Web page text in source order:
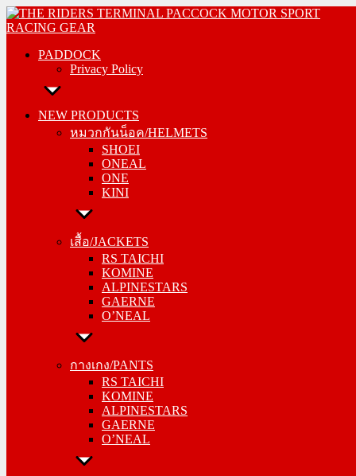
Skip
to
PADDOCK
Privacy Policy
NEW PRODUCTS
หมวกกันน็อค/HELMETS
SHOEI
ONEAL
ONE
KINI
เสื้อ/JACKETS
RS TAICHI
KOMINE
ALPINESTARS
GAERNE
O’NEAL
กางเกง/PANTS
RS TAICHI
KOMINE
ALPINESTARS
GAERNE
O’NEAL
PADDOCK
NEW PRODUCTS
SHOEI
ONEAL
ONE
KINI
เสื้อ/JACKETS
KOMINE
ALPINESTARS
GAERNE
O’NEAL
กางเกง/PANTS
KOMINE
ALPINESTARS
GAERNE
O’NEAL
รองเท้า/BOOTS